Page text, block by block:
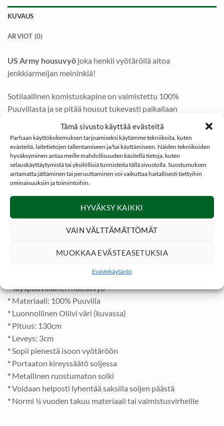
Tämä sivusto käyttää evästeitä
Parhaan käyttökokemuksen tarjoamiseksi käytämme tekniikoita, kuten
evästeitä, laitetietojen tallentamiseen ja/tai käyttämiseen. Näiden tekniikoiden
hyväksyminen antaa meille mahdollisuuden käsitellä tietoja, kuten
selauskäyttäytymistä tai yksilöllisiä tunnisteita tällä sivustolla. Suostumuksen
antamatta jättäminen tai peruuttaminen voi vaikuttaa haitallisesti tiettyihin
ominaisuuksiin ja toimintoihin.
HYVÄKSY KAIKKI
VAIN VÄLTTÄMÄTTÖMÄT
MUOKKAA EVÄSTEASETUKSIA
Evästekäytäntö
KUVAUS
ARVIOT (0)
US Army housuvyö joka henkii vyötäröllä aitoa
jenkkiarmeijan meininkiä!
Sotilaallinen komistuskapine on valmistettu 100%
Puuvillasta ja se pitää housut tukevasti paikallaan
US Army housuvyösopii vyötärölle kuin vyötärölle. Siinä on
portaattomasti säätyvä metallinvärinen ruostumaton solki.
Oliivinvärisen US Army housuvyön pituus on 130cm ja
sopivaan mittaan saksilla esim kapean vyötärön omaaville
lapset, nuoriso, naiset.
Lyhennys tapahtuu huomaamattomasti ja katkaistu pää jää
*Täyspuuvillainen housuvyö
* Materiaali: 100% Puuvilla
* Luonnollinen Oliivi väri (kuvassa)
* Pituus: 130cm
* Leveys: 3cm
*Sopii pienestä isoon vyötäröön
* Portaaton kireyssäätö soljessa
* Metallinen ruostumaton solki
*Voidaan helposti lyhentää saksilla soljen päästä
* Normi ½ vuoden takuu materiaali tai valmistusvirheille